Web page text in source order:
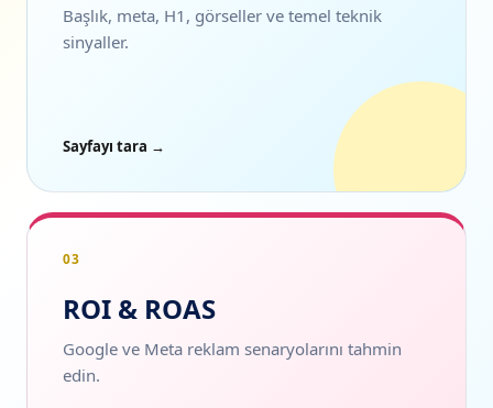
Başlık, meta, H1, görseller ve temel teknik
sinyaller.
Sayfayı tara →
03
ROI & ROAS
Google ve Meta reklam senaryolarını tahmin
edin.